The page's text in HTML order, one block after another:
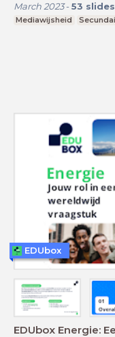
March 2023- 53 slides
Mediawijsheid
EDUbox Energie:
EDUbox